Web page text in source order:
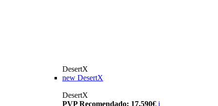
DesertX
new DesertX
DesertX
PVP Recomendado: 17.590€ i